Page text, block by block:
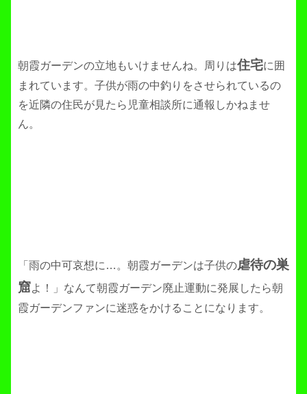
朝霞ガーデンの立地もいけませんね。周りは住宅に囲
まれています。子供が雨の中釣りをさせられているの
を近隣の住民が見たら児童相談所に通報しかねませ
ん。
「雨の中可哀想に…。朝霞ガーデンは子供の虐待の巣
窟よ！」なんて朝霞ガーデン廃止運動に発展したら朝
霞ガーデンファンに迷惑をかけることになります。